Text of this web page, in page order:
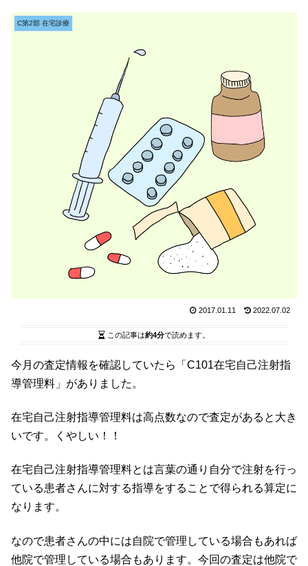
C第2部 在宅診療
2017.01.11 2022.07.02
この記事は約4分で読めます。
今月の査定情報を確認していたら「C101在宅自己注射指
導管理料」がありました。
在宅自己注射指導管理料は高点数なので査定があると大き
いです。くやしい！！
在宅自己注射指導管理料とは言葉の通り自分で注射を行っ
ている患者さんに対する指導をすることで得られる算定に
なります。
なので患者さんの中には自院で管理している場合もあれば
他院で管理している場合もあります。今回の査定は他院で